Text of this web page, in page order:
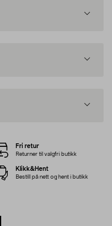
Fri retur
Returner til valgfri butikk
Klikk&Hent
Bestill på nett og hent i butikk